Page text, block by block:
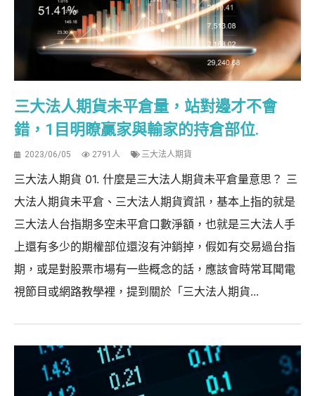
三大法人期貨未平倉量，站對邊才不會
錯，1目明瞭贏家與輸家的持倉部位.
2023/06/05 2791人 三大法人期貨
三大法人期貨 01. 什麼是三大法人期貨未平倉量意思？ 三
大法人期貨未平倉、三大法人期貨資訊，基本上指的就是
三大法人台指期多空未平倉口數淨額，也就是三大法人手
上還有多少的期權部位還沒有沖銷掉，假如有交易過台指
期，或是對股票市場有一些概念的話，應該會時常耳聞電
視節目或網路教學裡，提到關於「三大法人期貨...